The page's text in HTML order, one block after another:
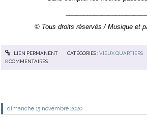
© Tous droits réservés / Musique et
LIEN PERMANENT CATÉGORIES :VIEUX QUARTIERS
8COMMENTAIRES
dimanche 15 novembre 2020